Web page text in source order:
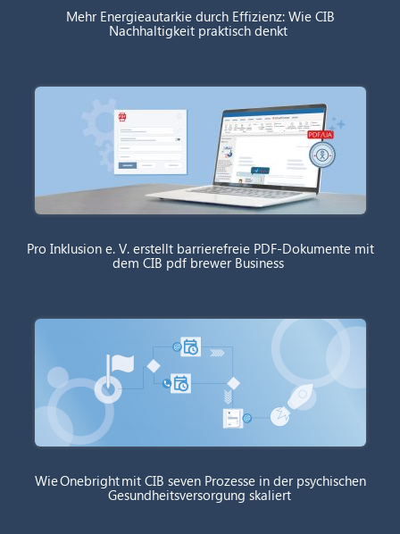
Mehr Energieautarkie durch Effizienz: Wie CIB
Nachhaltigkeit praktisch denkt
Pro Inklusion e. V. erstellt barrierefreie PDF-Dokumente mit
dem CIB pdf brewer Business
Wie Onebright mit CIB seven Prozesse in der psychischen
Gesundheitsversorgung skaliert